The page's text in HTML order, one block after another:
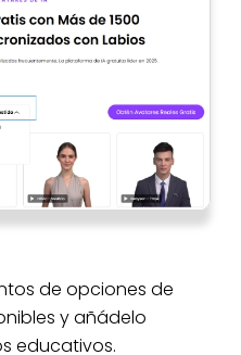
de opciones de
y añádelo
educativos.